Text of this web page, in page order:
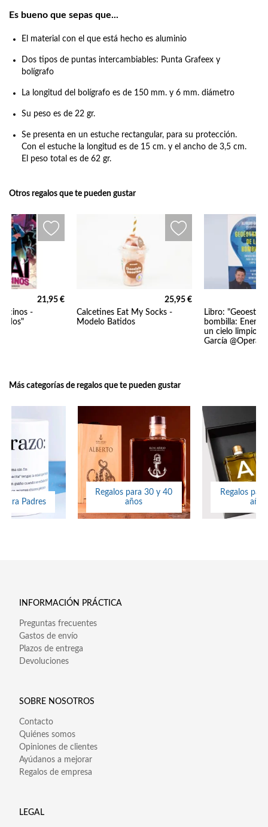
Es bueno que sepas que...
El material con el que está hecho es aluminio
Dos tipos de puntas intercambiables: Punta Grafeex y
bolígrafo
La longitud del bolígrafo es de 150 mm. y 6 mm. diámetro
Su peso es de 22 gr.
Se presenta en un estuche rectangular, para su protección.
Con el estuche la longitud es de 15 cm. y el ancho de 3,5 cm.
El peso total es de 62 gr.
Otros regalos que te pueden gustar
21,95 €
-
25,95 €
Calcetines Eat My Socks -
Modelo Batidos
Libro:
bombilla:
un cielo limpio"
García
Más categorías de regalos que te pueden gustar
para Padres
Regalos para 30 y 40
años
Regalos
años
INFORMACIÓN PRÁCTICA
Preguntas frecuentes
Gastos de envío
Plazos de entrega
Devoluciones
SOBRE NOSOTROS
Contacto
Quiénes somos
Opiniones de clientes
Ayúdanos a mejorar
Regalos de empresa
LEGAL